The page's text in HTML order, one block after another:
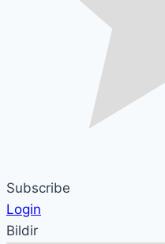
Subscribe
Login
Bildir